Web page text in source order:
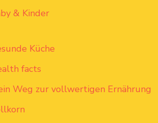
& Kinder
Küche
facts
Weg zur vollwertigen Ernährung